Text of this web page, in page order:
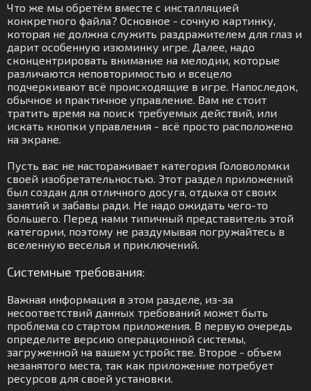
Что же мы обретём вместе с инсталляцией
конкретного файла? Основное - сочную картинку,
которая не должна служить раздражителем для глаз и
дарит особенную изюминку игре. Далее, надо
сконцентрировать внимание на мелодии, которые
различаются неповторимостью и всецело
подчеркивают всё происходящие в игре. Напоследок,
обычное и практичное управление. Вам не стоит
тратить время на поиск требуемых действий, или
искать кнопки управления - всё просто расположено
на экране.
Пусть вас не настораживает категория Головоломки
своей изобретательностью. Этот раздел приложений
был создан для отличного досуга, отдыха от своих
занятий и забавы ради. Не надо ожидать чего-то
большего. Перед нами типичный представитель этой
категории, поэтому не раздумывая погружайтесь в
вселенную веселья и приключений.
Системные требования:
Важная информация в этом разделе, из-за
несоответствий данных требований может быть
проблема со стартом приложения. В первую очередь
определите версию операционной системы,
загруженной на вашем устройстве. Второе - объем
незанятого места, так как приложение потребует
ресурсов для своей установки.